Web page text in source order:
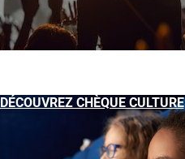
DÉCOUVREZ CHÈQUE CULTURE